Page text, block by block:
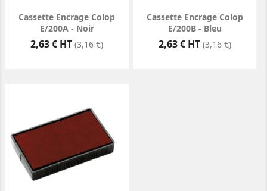
Cassette Encrage Colop
E/200A - Noir
Prix
2,63 € HT (3,16 €)
Cassette Encrage Colop
E/200B - Bleu
Prix
2,63 € HT (3,16 €)